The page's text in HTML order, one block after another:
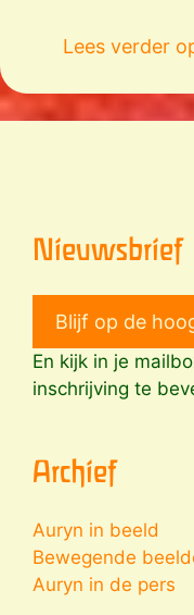
Lees verder
Nieuwsbrief
Blijf op de
En kijk in je
inschrijving te
Archief
Auryn in beeld
Bewegende
Auryn in de pers